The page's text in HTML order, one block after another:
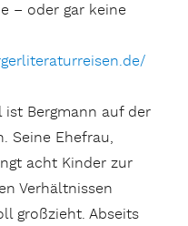
– oder gar keine
ist Bergmann auf der
Seine Ehefrau,
acht Kinder zur
Verhältnissen
großzieht. Abseits